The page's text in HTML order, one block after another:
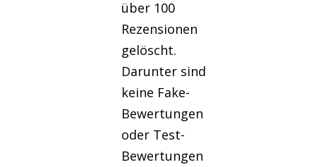
über 100
Rezensionen
gelöscht.
Darunter sind
keine Fake-
Bewertungen
oder Test-
Bewertungen